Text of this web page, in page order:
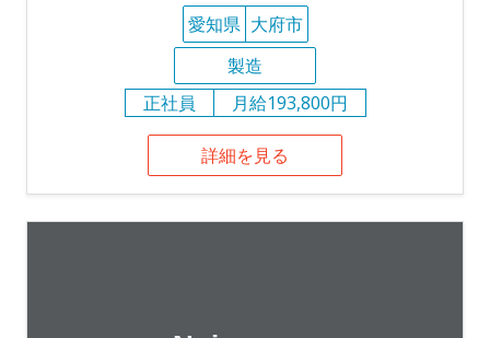
愛知県 大府市
製造
正社員
月給193,800円
詳細を見る